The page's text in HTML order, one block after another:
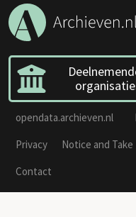
opendata.archieven.nl
Privacy
Notice and Take
Contact